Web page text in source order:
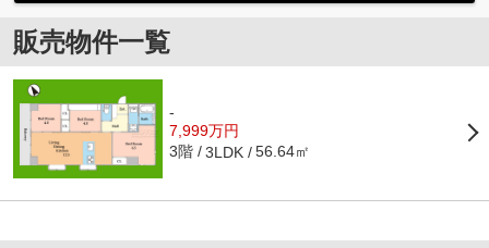
販売物件一覧
-
7,999万円
3階 3LDK 56.64㎡